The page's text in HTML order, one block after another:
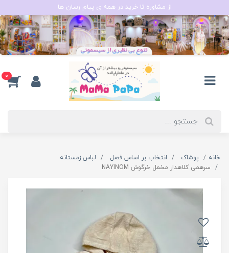
از مشاوره تا خرید در همه ی پیام رسان ها
0
خانه پوشاک انتخاب بر اساس فصل
لباس زمستانه
سرهمی کلاهدار مخمل خرگوش NAYINOM